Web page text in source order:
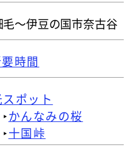
～伊豆の国市奈古谷
時間
ポット
かんなみの桜
十国峠